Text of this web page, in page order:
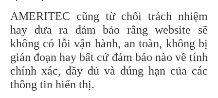
AMERITEC cũng từ chối trách nhiệm
hay đưa ra đảm bảo rằng website sẽ
không có lỗi vận hành, an toàn, không bị
gián đoạn hay bất cứ đảm bảo nào về tính
chính xác, đầy đủ và đúng hạn của các
thông tin hiển thị.